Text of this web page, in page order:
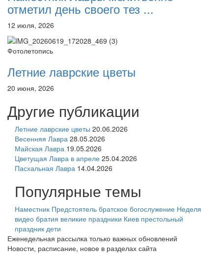
отметил день своего тез ...
12 июля, 2026
Фотолетопись
Летние лаврские цветы
20 июня, 2026
Другие публикации
Летние лаврские цветы 20.06.2026
Весенняя Лавра 28.05.2026
Майская Лавра 19.05.2026
Цветущая Лавра в апреле 25.04.2026
Пасхальная Лавра 14.04.2026
Популярные темы
Наместник Предстоятель братское богослужение Неделя
видео братия великие праздники Киев престольный
праздник дети
Еженедельная рассылка только важных обновлений
Новости, расписание, новое в разделах сайта